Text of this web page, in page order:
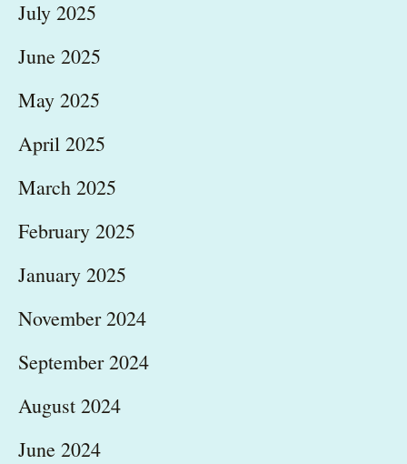
July 2025
June 2025
May 2025
April 2025
March 2025
February 2025
January 2025
November 2024
September 2024
August 2024
June 2024